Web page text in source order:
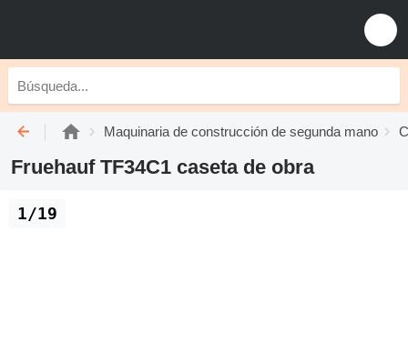
Maquinaria de construcción de segunda mano
Fruehauf TF34C1 caseta de obra
1/19